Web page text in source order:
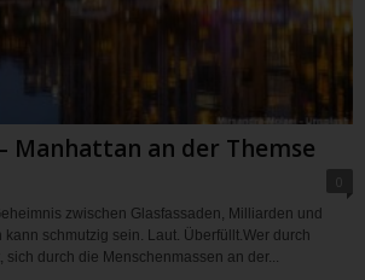
Manhattan an der Themse
zwischen Glasfassaden, Milliarden und
schmutzig sein. Laut. Überfüllt.Wer durch
durch die Menschenmassen an der...